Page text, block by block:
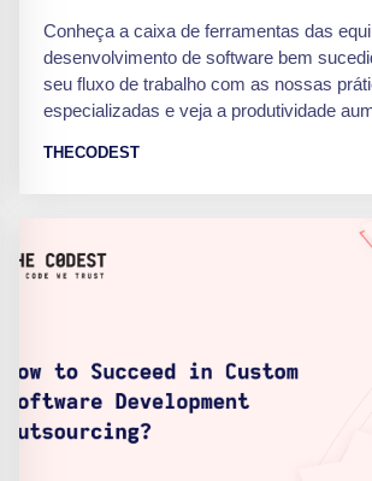
Conheça a caixa de ferramentas das
desenvolvimento de software bem
seu fluxo de trabalho com as nossas
especializadas e veja a produtividade
THECODEST